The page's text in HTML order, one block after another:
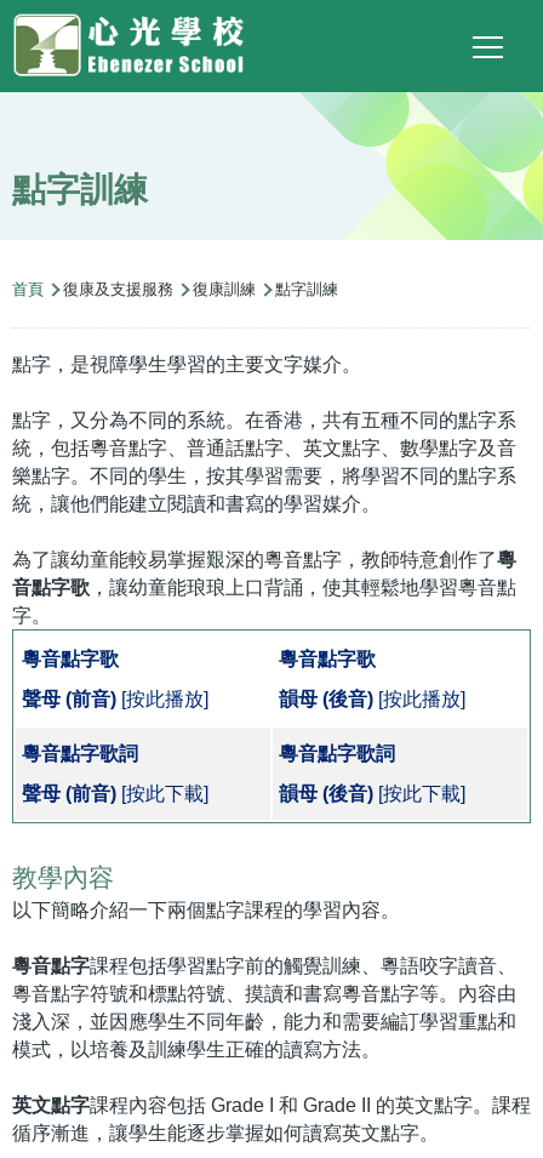
移至主內容
Top
Social
Link
Language
switcher
Main
navigation
點字訓練
導
連
首頁 復康及支援服務 復康訓練 點字訓練
點字，是視障學生學習的主要文字媒介。
點字，又分為不同的系統。在香港，共有五種不同的點字系
統，包括粵音點字、普通話點字、英文點字、數學點字及音
樂點字。不同的學生，按其學習需要，將學習不同的點字系
統，讓他們能建立閱讀和書寫的學習媒介。
為了讓幼童能較易掌握艱深的粵音點字，教師特意創作了粵
音點字歌 ，讓幼童能琅琅上口背誦，使其輕鬆地學習粵音點
字。
粵音點字歌
聲母 (前音) [按此播放]
粵音點字歌
韻母 (後音) [按此播放]
粵音點字歌詞
聲母 (前音) [按此下載]
粵音點字歌詞
韻母 (後音) [按此下載]
教學內容
以下簡略介紹一下兩個點字課程的學習內容。
粵音點字課程包括學習點字前的觸覺訓練、粵語咬字讀音、
粵音點字符號和標點符號、摸讀和書寫粵音點字等。內容由
淺入深，並因應學生不同年齡，能力和需要編訂學習重點和
模式，以培養及訓練學生正確的讀寫方法。
英文點字課程內容包括 Grade I 和 Grade II 的英文點字。課程
循序漸進，讓學生能逐步掌握如何讀寫英文點字。